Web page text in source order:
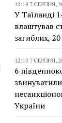
12:18 7 СЕРПНЯ,
У Таїланді
влаштував
загиблих,
12:10 7 СЕРПНЯ,
6
України